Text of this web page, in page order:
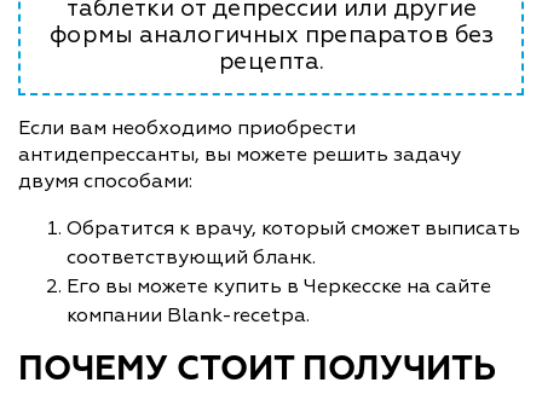
таблетки от депрессии или другие
формы аналогичных препаратов без
рецепта.
Если вам необходимо приобрести
антидепрессанты, вы можете решить задачу
двумя способами:
Обратится к врачу, который сможет выписать
соответствующий бланк.
Его вы можете купить в Черкесске на сайте
компании Blank-recetpa.
ПОЧЕМУ СТОИТ ПОЛУЧИТЬ